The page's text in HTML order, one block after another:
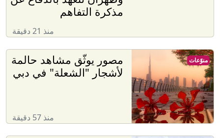
مذكرة التفاهم
منذ 21 دقيقة
مصور يوثّق مشاهد حالمة
لأشجار "الشعلة" في دبي
منذ 57 دقيقة
منوّعات